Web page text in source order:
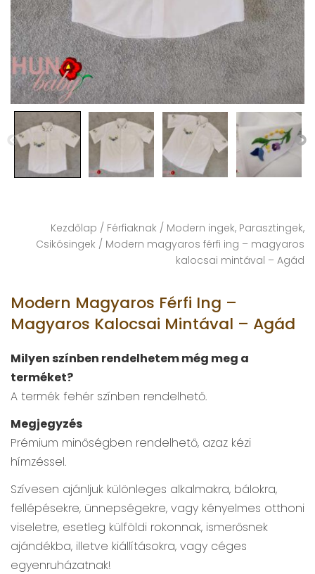
Kezdőlap / Férfiaknak / Modern ingek, Parasztingek,
Csikósingek / Modern magyaros férfi ing – magyaros
kalocsai mintával – Agád
Modern Magyaros Férfi Ing –
Magyaros Kalocsai Mintával – Agád
Milyen színben rendelhetem még meg a
terméket?
A termék fehér színben rendelhető.
Megjegyzés
Prémium minőségben rendelhető, azaz kézi
hímzéssel.
Szívesen ajánljuk különleges alkalmakra, bálokra,
fellépésekre, ünnepségekre, vagy kényelmes otthoni
viseletre, esetleg külföldi rokonnak, ismerősnek
ajándékba, illetve kiállításokra, vagy céges
egyenruházatnak!